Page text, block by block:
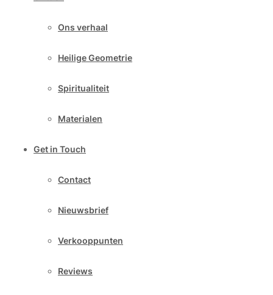
Ons verhaal
Heilige Geometrie
Spiritualiteit
Materialen
Get in Touch
Contact
Nieuwsbrief
Verkooppunten
Reviews